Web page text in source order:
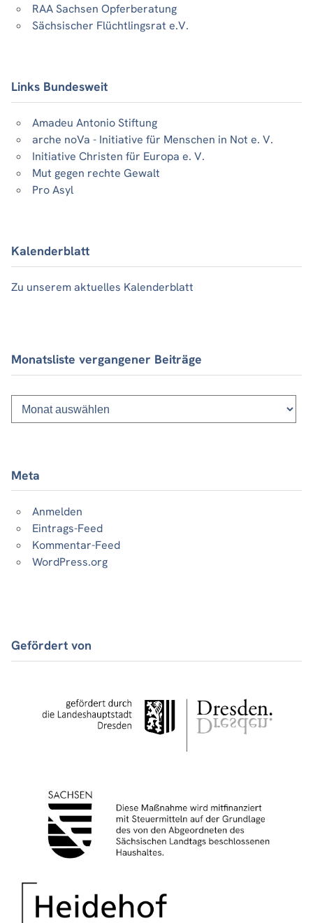
RAA Sachsen Opferberatung
Sächsischer Flüchtlingsrat e.V.
Links Bundesweit
Amadeu Antonio Stiftung
arche noVa - Initiative für Menschen in Not e. V.
Initiative Christen für Europa e. V.
Mut gegen rechte Gewalt
Pro Asyl
Kalenderblatt
Zu unserem aktuelles Kalenderblatt
Monatsliste vergangener Beiträge
Monatsliste
vergangener
Beiträge
Meta
Anmelden
Eintrags-Feed
Kommentar-Feed
WordPress.org
Gefördert von